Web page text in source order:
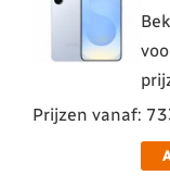
Prijzen vanaf: